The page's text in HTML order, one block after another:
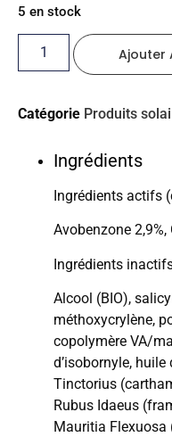
5 en stock
Ajouter
Catégorie Produits
Ingrédients
Ingrédients actifs
Avobenzone 2,9%,
Ingrédients
Alcool (BIO),
méthoxycrylène,
copolymère VA/
d’isobornyle,
Tinctorius
Rubus Idaeus
Mauritia Flexuosa